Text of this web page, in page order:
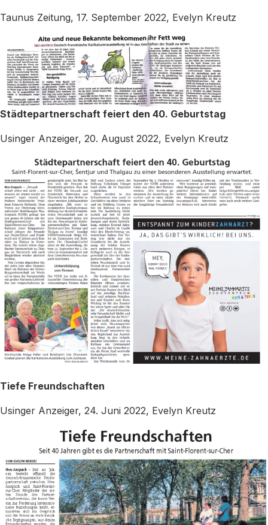
Taunus Zeitung, 17. September 2022, Evelyn Kreutz
Städtepartnerschaft feiert den 40. Geburtstag
Usinger Anzeiger, 20. August 2022, Evelyn Kreutz
Tiefe Freundschaften
Usinger Anzeiger, 24. Juni 2022, Evelyn Kreutz